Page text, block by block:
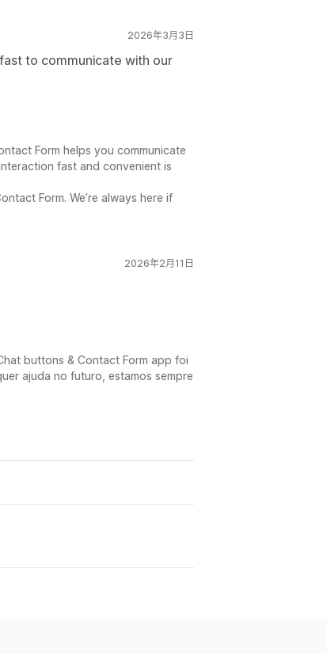
2026年3月3日
to communicate with our
Form helps you communicate
fast and convenient is
Form. We’re always here if
2026年2月11日
buttons & Contact Form app foi
ajuda no futuro, estamos sempre